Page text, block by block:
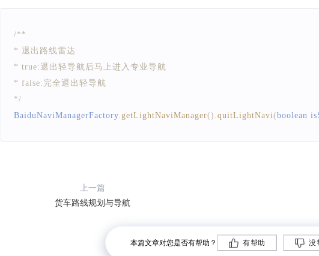
/**
* 退出路线雷达
* true:退出轻导航后马上进入专业导航
* false:完全退出轻导航
*/
BaiduNaviManagerFactory. getLightNaviManager() .quitLightNavi(boolean
上一篇
货车路线规划与导航
本篇文章对您是否有帮助？ 有帮助 没